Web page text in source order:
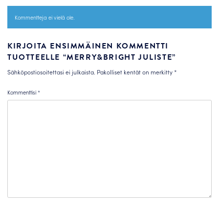
Kommentteja ei vielä ole.
KIRJOITA ENSIMMÄINEN KOMMENTTI
TUOTTEELLE “MERRY&BRIGHT JULISTE”
Sähköpostiosoitettasi ei julkaista. Pakolliset kentät on merkitty*
Kommenttisi*